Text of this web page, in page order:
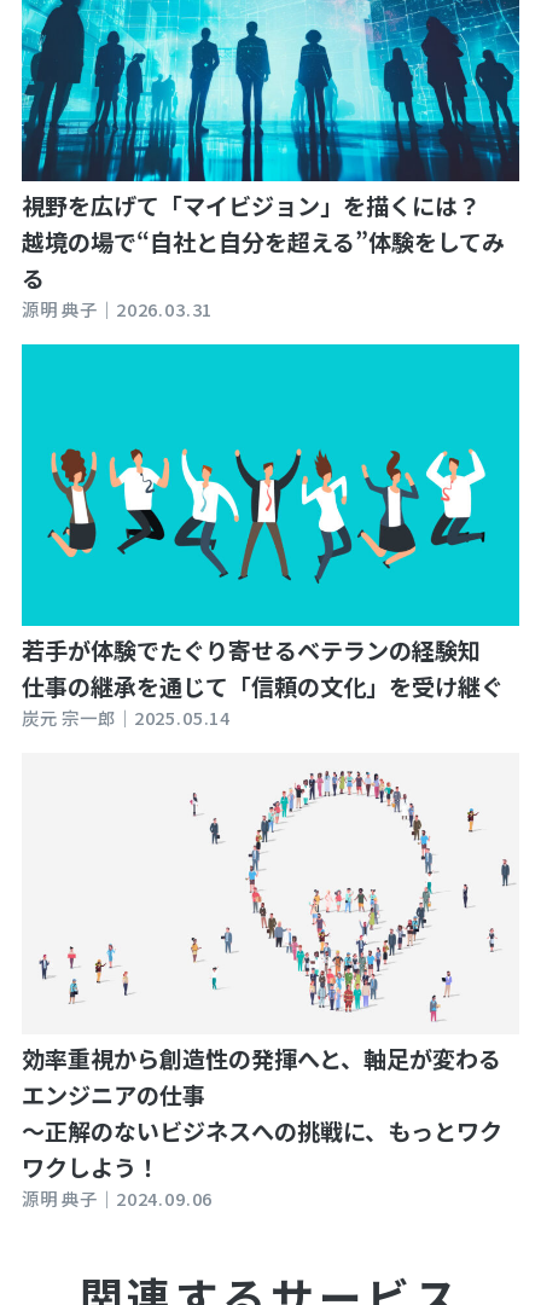
視野を広げて「マイビジョン」を描くには？
越境の場で“自社と自分を超える”体験をしてみ
る
源明 典子｜ 2026.03.31
若手が体験でたぐり寄せるベテランの経験知
仕事の継承を通じて「信頼の文化」を受け継ぐ
炭元 宗一郎｜ 2025.05.14
効率重視から創造性の発揮へと、軸足が変わる
エンジニアの仕事
～正解のないビジネスへの挑戦に、もっとワク
ワクしよう！
源明 典子｜ 2024.09.06